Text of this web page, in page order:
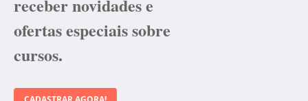
receber novidades e
ofertas especiais sobre
cursos.